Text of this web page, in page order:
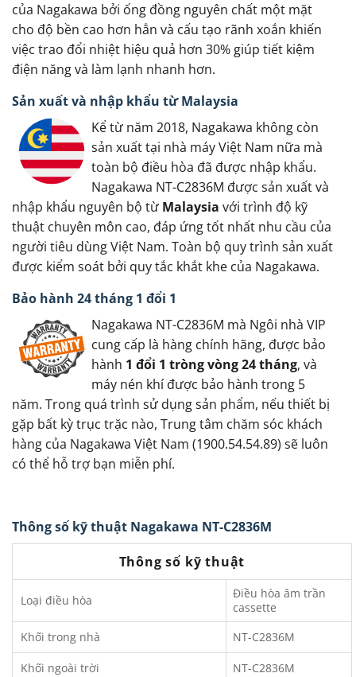
của Nagakawa bởi ống đồng nguyên chất một mặt
cho độ bền cao hơn hẳn và cấu tạo rãnh xoắn khiến
việc trao đổi nhiệt hiệu quả hơn 30% giúp tiết kiệm
điện năng và làm lạnh nhanh hơn.
Sản xuất và nhập khẩu từ Malaysia
Kể từ năm 2018, Nagakawa không còn
sản xuất tại nhà máy Việt Nam nữa mà
toàn bộ điều hòa đã được nhập khẩu.
Nagakawa NT-C2836M được sản xuất và
nhập khẩu nguyên bộ từ Malaysia với trình độ kỹ
thuật chuyên môn cao, đáp ứng tốt nhất nhu cầu của
người tiêu dùng Việt Nam. Toàn bộ quy trình sản xuất
được kiểm soát bởi quy tắc khắt khe của Nagakawa.
Bảo hành 24 tháng 1 đổi 1
Nagakawa NT-C2836M mà Ngôi nhà VIP
cung cấp là hàng chính hãng, được bảo
hành 1 đổi 1 tròng vòng 24 tháng, và
máy nén khí được bảo hành trong 5
năm. Trong quá trình sử dụng sản phẩm, nếu thiết bị
gặp bất kỳ trục trặc nào, Trung tâm chăm sóc khách
hàng của Nagakawa Việt Nam (1900.54.54.89) sẽ luôn
có thể hỗ trợ bạn miễn phí.
Thông số kỹ thuật Nagakawa NT-C2836M
Thông số kỹ thuật
Loại điều hòa
Điều hòa âm trần
cassette
Khối trong nhà
NT-C2836M
Khối ngoài trời NT-C2836M